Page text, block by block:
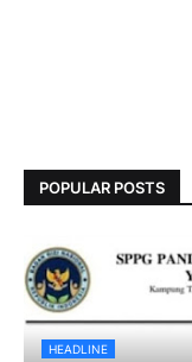
POPULAR POSTS
HEADLINE